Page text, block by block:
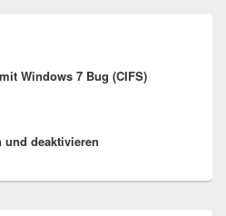
Windows 7 Bug (CIFS)
deaktivieren